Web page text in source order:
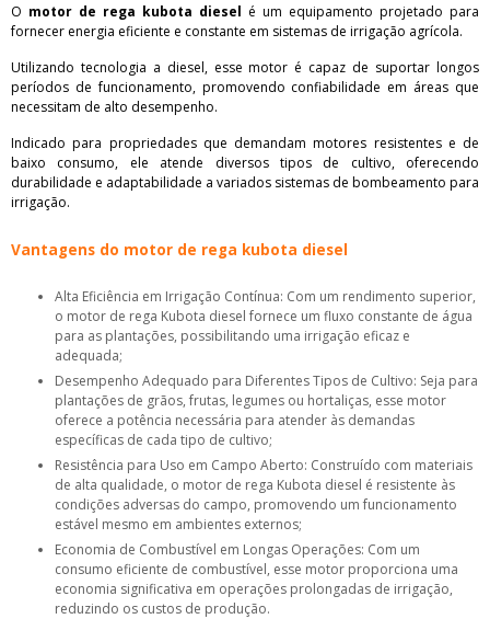
O motor de rega kubota diesel é um equipamento projetado para
fornecer energia eficiente e constante em sistemas de irrigação agrícola.
Utilizando tecnologia a diesel, esse motor é capaz de suportar longos
períodos de funcionamento, promovendo confiabilidade em áreas que
necessitam de alto desempenho.
Indicado para propriedades que demandam motores resistentes e de
baixo consumo, ele atende diversos tipos de cultivo, oferecendo
durabilidade e adaptabilidade a variados sistemas de bombeamento para
irrigação.
Vantagens do motor de rega kubota diesel
Alta Eficiência em Irrigação Contínua: Com um rendimento superior,
o motor de rega Kubota diesel fornece um fluxo constante de água
para as plantações, possibilitando uma irrigação eficaz e
adequada;
Desempenho Adequado para Diferentes Tipos de Cultivo: Seja para
plantações de grãos, frutas, legumes ou hortaliças, esse motor
oferece a potência necessária para atender às demandas
específicas de cada tipo de cultivo;
Resistência para Uso em Campo Aberto: Construído com materiais
de alta qualidade, o motor de rega Kubota diesel é resistente às
condições adversas do campo, promovendo um funcionamento
estável mesmo em ambientes externos;
Economia de Combustível em Longas Operações: Com um
consumo eficiente de combustível, esse motor proporciona uma
economia significativa em operações prolongadas de irrigação,
reduzindo os custos de produção.